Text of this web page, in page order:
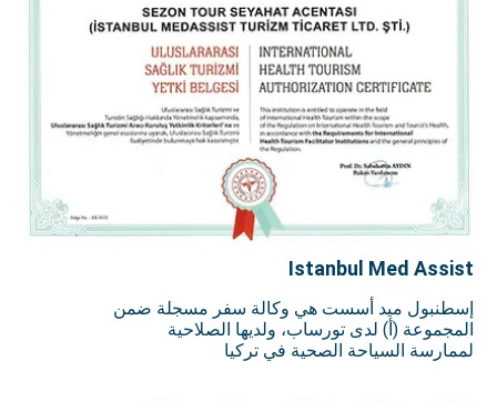
Istanbul Med Assist
إسطنبول ميد أسست هي وكالة سفر مسجلة ضمن
المجموعة (أ) لدى تورساب، ولديها الصلاحية
لممارسة السياحة الصحية في تركيا